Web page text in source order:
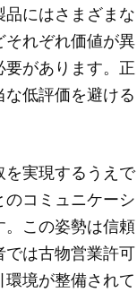
にはさまざまな
それぞれ価値が異
があります。正
低評価を避ける
を実現するうえで
コミュニケーシ
。この姿勢は信頼
は古物営業許可
境が整備されて